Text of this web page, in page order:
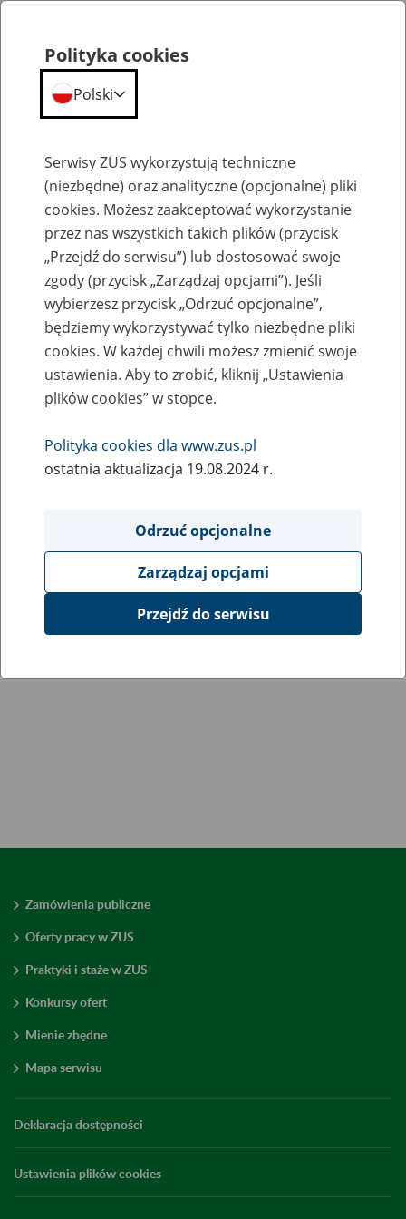
Przepraszamy,
podana strona nie została znaleziona.
Błąd 404
Przejdź do strony głównej
Zamówienia publiczne
Oferty pracy w ZUS
Praktyki i staże w ZUS
Konkursy ofert
Mienie zbędne
Mapa serwisu
Deklaracja dostępności
Ustawienia plików cookies
Polityka cookies
Polski
Serwisy ZUS wykorzystują techniczne
(niezbędne) oraz analityczne (opcjonalne) pliki
cookies. Możesz zaakceptować wykorzystanie
przez nas wszystkich takich plików (przycisk
„Przejdź do serwisu”) lub dostosować swoje
zgody (przycisk „Zarządzaj opcjami”). Jeśli
wybierzesz przycisk „Odrzuć opcjonalne”,
będziemy wykorzystywać tylko niezbędne pliki
cookies. W każdej chwili możesz zmienić swoje
ustawienia. Aby to zrobić, kliknij „Ustawienia
plików cookies” w stopce.
Polityka cookies dla www.zus.pl
ostatnia aktualizacja 19.08.2024 r.
Odrzuć opcjonalne
Zarządzaj opcjami
Przejdź do serwisu